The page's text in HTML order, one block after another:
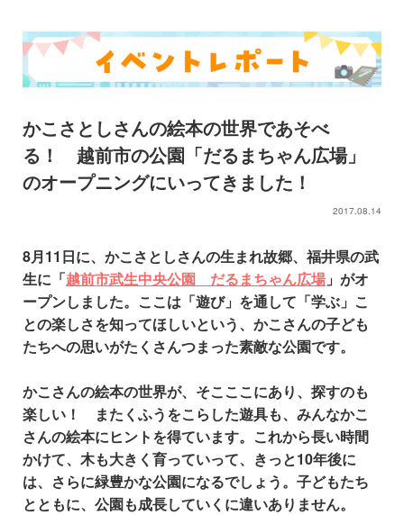
かこさとしさんの絵本の世界であそべ
る！ 越前市の公園「だるまちゃん広場」
のオープニングにいってきました！
2017.08.14
8月11日に、かこさとしさんの生まれ故郷、福井県の武
生に「越前市武生中央公園 だるまちゃん広場 」がオ
ープンしました。ここは「遊び」を通して「学ぶ」こ
との楽しさを知ってほしいという、かこさんの子ども
たちへの思いがたくさんつまった素敵な公園です。
かこさんの絵本の世界が、そこここにあり、探すのも
楽しい！ またくふうをこらした遊具も、みんなかこ
さんの絵本にヒントを得ています。これから長い時間
かけて、木も大きく育っていって、きっと10年後に
は、さらに緑豊かな公園になるでしょう。子どもたち
とともに、公園も成長していくに違いありません。